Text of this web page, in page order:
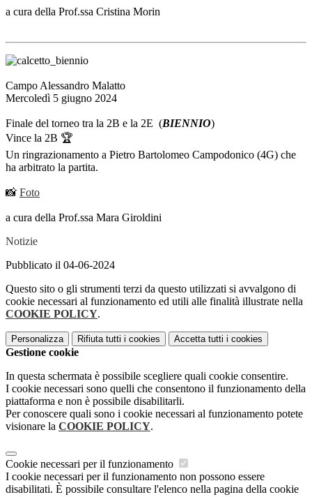
a cura della Prof.ssa Cristina Morin
Campo Alessandro Malatto
Mercoledì 5 giugno 2024
Finale del torneo tra la 2B e la 2E (BIENNIO)
Vince la 2B 🏆
Un ringrazionamento a Pietro Bartolomeo Campodonico (4G) che
ha arbitrato la partita.
📸 Foto
a cura della Prof.ssa Mara Giroldini
Notizie
Pubblicato il 04-06-2024
Questo sito o gli strumenti terzi da questo utilizzati si avvalgono di
cookie necessari al funzionamento ed utili alle finalità illustrate nella
COOKIE POLICY.
Personalizza Rifiuta tutti i cookies Accetta tutti i cookies
Gestione cookie
In questa schermata è possibile scegliere quali cookie consentire.
I cookie necessari sono quelli che consentono il funzionamento della
piattaforma e non è possibile disabilitarli.
Per conoscere quali sono i cookie necessari al funzionamento potete
visionare la COOKIE POLICY.
Cookie necessari per il funzionamento
I cookie necessari per il funzionamento non possono essere
disabilitati. È possibile consultare l'elenco nella pagina della cookie